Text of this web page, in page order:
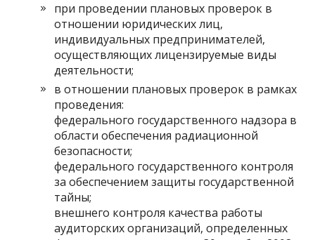
при проведении плановых проверок в
отношении юридических лиц,
индивидуальных предпринимателей,
осуществляющих лицензируемые виды
деятельности;
в отношении плановых проверок в рамках
проведения:
федерального государственного надзора в
области обеспечения радиационной
безопасности;
федерального государственного контроля
за обеспечением защиты государственной
тайны;
внешнего контроля качества работы
аудиторских организаций, определенных